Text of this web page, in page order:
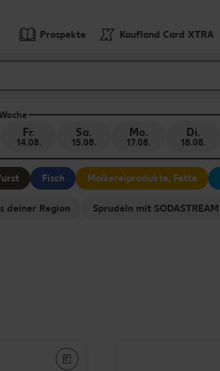
Prospekte Kaufland Card XTRA
Fr.
14.08.
Sa.
15.08.
Mo.
17.08.
Di.
18.08.
Fisch Molkereiprodukte, Fette
deiner Region Sprudeln mit SODASTREAM